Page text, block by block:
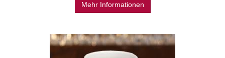
Mehr Informationen